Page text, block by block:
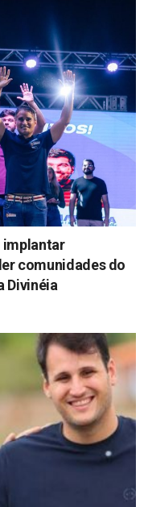
implantar
comunidades do
Divinéia